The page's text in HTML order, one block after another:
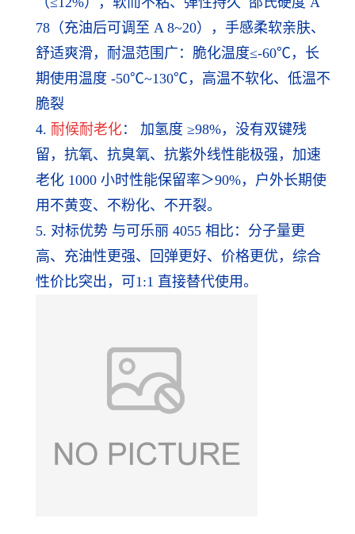
78（充油后可调至 A 8~20），手感柔软亲肤、
舒适爽滑，耐温范围广：脆化温度≤-60℃，长
期使用温度 -50℃~130℃，高温不软化、低温不
脆裂
4. 耐候耐老化： 加氢度 ≥98%，没有双键残
留，抗氧、抗臭氧、抗紫外线性能极强，加速
老化 1000 小时性能保留率＞90%，户外长期使
用不黄变、不粉化、不开裂。
5. 对标优势 与可乐丽 4055 相比：分子量更
高、充油性更强、回弹更好、价格更优，综合
性价比突出，可1:1 直接替代使用。